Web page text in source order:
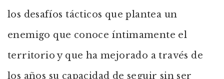
los desafíos tácticos que plantea un
enemigo que conoce íntimamente el
territorio y que ha mejorado a través de
los años su capacidad de seguir sin ser